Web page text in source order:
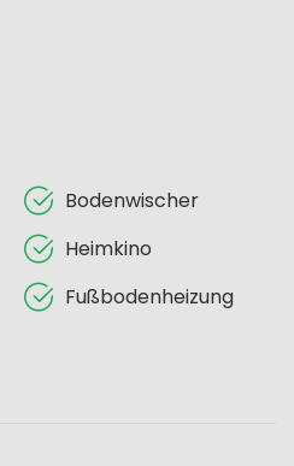
Bodenwischer
Heimkino
Fußbodenheizung